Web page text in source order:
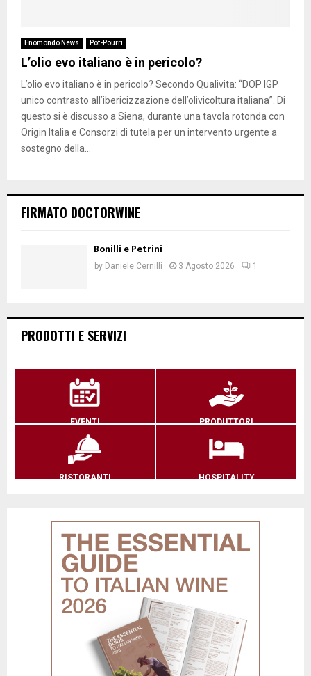
Enomondo News Pot-Pourri
L’olio evo italiano è in pericolo?
L’olio evo italiano è in pericolo? Secondo Qualivita: “DOP IGP
unico contrasto all’ibericizzazione dell’olivicoltura italiana”. Di
questo si è discusso a Siena, durante una tavola rotonda con
Origin Italia e Consorzi di tutela per un intervento urgente a
sostegno della...
FIRMATO DOCTORWINE
Bonilli e Petrini
by Daniele Cernilli 3 Agosto 2026 1
PRODOTTI E SERVIZI
EVENTI PRODUTTORI
RISTORANTI HOSPITALITY